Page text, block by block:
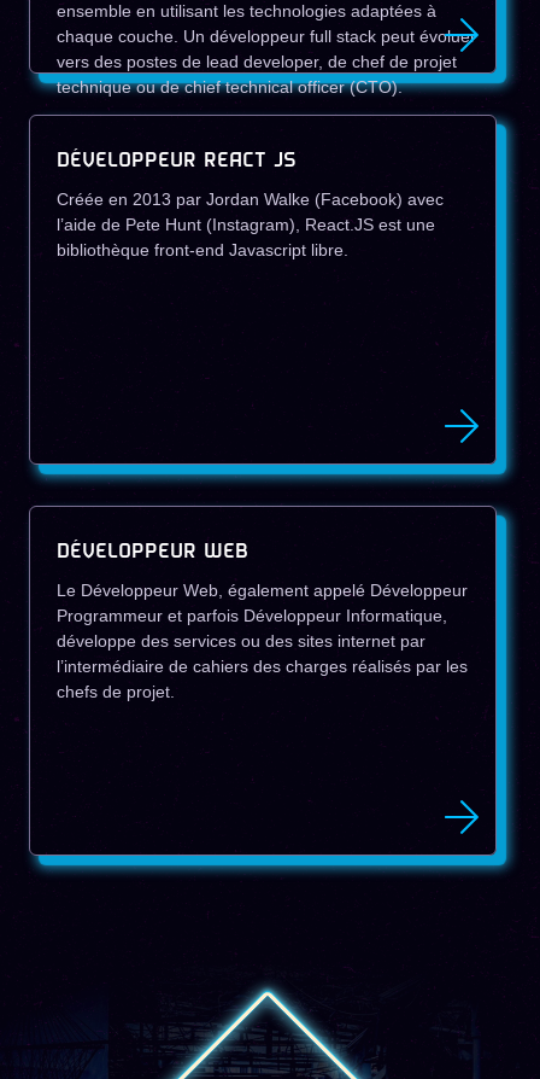
ensemble en utilisant les technologies adaptées à
chaque couche. Un développeur full stack peut évoluer
vers des postes de lead developer, de chef de projet
technique ou de chief technical officer (CTO).
DÉVELOPPEUR REACT JS
Créée en 2013 par Jordan Walke (Facebook) avec
l’aide de Pete Hunt (Instagram), React.JS est une
bibliothèque front-end Javascript libre.
DÉVELOPPEUR WEB
Le Développeur Web, également appelé Développeur
Programmeur et parfois Développeur Informatique,
développe des services ou des sites internet par
l’intermédiaire de cahiers des charges réalisés par les
chefs de projet.